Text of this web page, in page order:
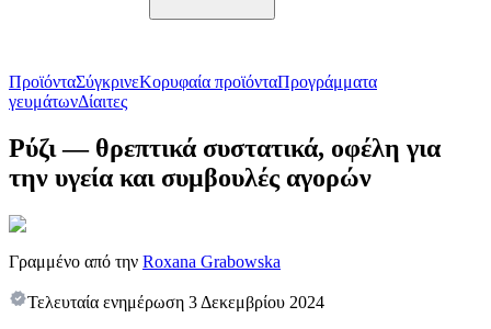
ΠροϊόνταΣύγκρινεΚορυφαία προϊόνταПρογράμματα
γευμάτωνΔίαιτες
Ρύζι — θρεπτικά συστατικά, οφέλη για
την υγεία και συμβουλές αγορών
Γραμμένο από την Roxana Grabowska
Τελευταία ενημέρωση 3 Δεκεμβρίου 2024